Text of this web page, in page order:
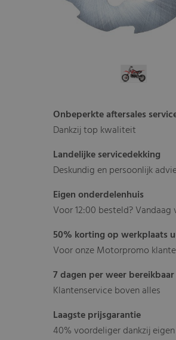
Onbeperkte aftersales
Dankzij top kwaliteit
Landelijke servicedekking
Deskundig en persoonlijk
Eigen onderdelenhuis
Voor 12:00 besteld? Vandaag
50% korting op werkplaats
Voor onze Motorpromo
7 dagen per weer bereikbaar
Klantenservice boven alles
Laagste prijsgarantie
40% voordeliger dankzij